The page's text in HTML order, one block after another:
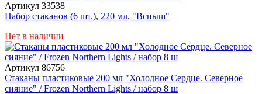
Артикул 33538
Набор стаканов (6 шт.), 220 мл, "Вспыш"
Нет в наличии
Артикул 86756
Стаканы пластиковые 200 мл "Холодное Сердце. Северное
сияние" / Frozen Northern Lights / набор 8 ш